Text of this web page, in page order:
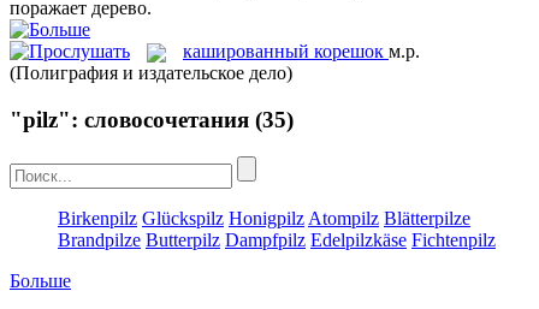
поражает дерево.
кашированный корешок м.р.
(Полиграфия и издательское дело)
"pilz": словосочетания (35)
Birkenpilz Glückspilz Honigpilz Atompilz Blätterpilze
Brandpilze Butterpilz Dampfpilz Edelpilzkäse Fichtenpilz
Больше